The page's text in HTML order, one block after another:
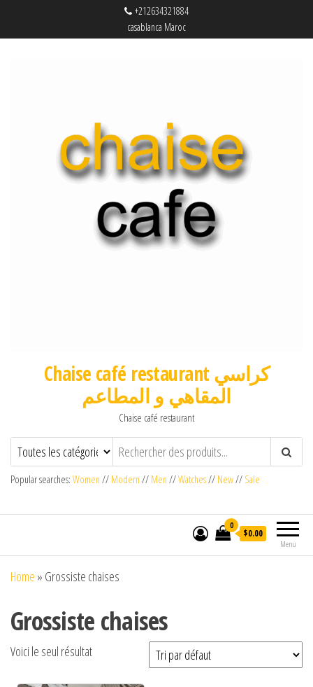
+212634321884
casablanca Maroc
Chaise café restaurant كراسي
المقاهي و المطاعم
Chaise café restaurant
Popular searches: Women // Modern // Men //Watches// New// Sale
Menu
0
$0.00
Home » Grossiste chaises
Grossiste chaises
Voici le seul résultat